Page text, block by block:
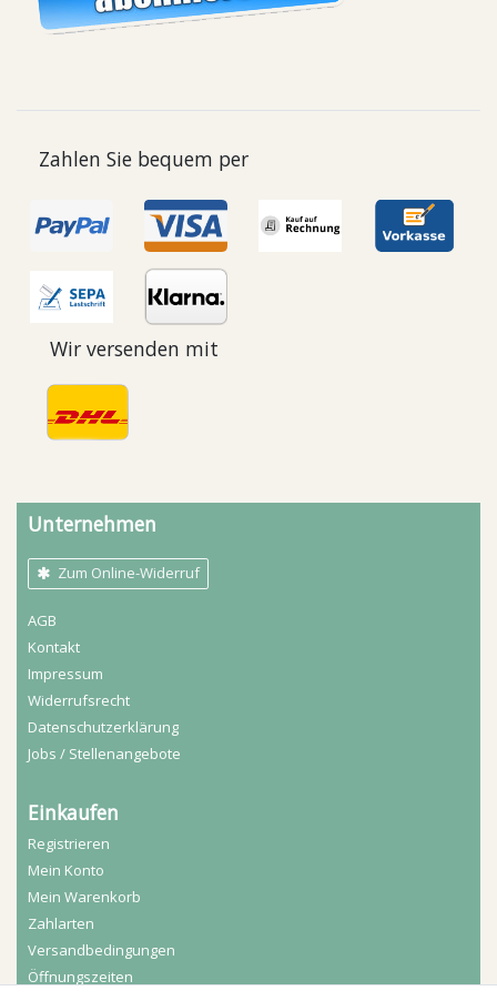
Zahlen Sie bequem per
Wir versenden mit
Unternehmen
Zum Online-Widerruf
AGB
Kontakt
Impressum
Widerrufs­recht
Daten­schutz­erklärung
Jobs / Stellenangebote
Einkaufen
Registrieren
Mein Konto
Mein Warenkorb
Zahlarten
Versandbedingungen
Öffnungszeiten